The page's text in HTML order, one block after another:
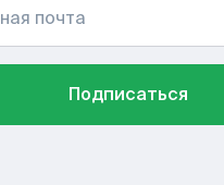
почта
Подписаться